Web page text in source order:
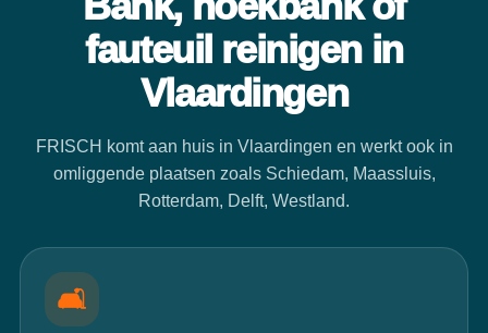
fauteuil reinigen in
Vlaardingen
FRISCH komt aan huis in Vlaardingen en werkt ook in
omliggende plaatsen zoals Schiedam, Maassluis,
Rotterdam, Delft, Westland.
🛋️